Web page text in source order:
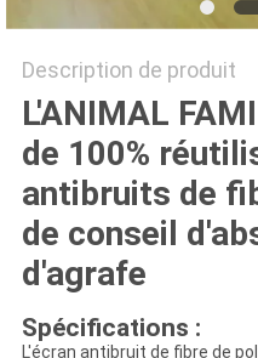
Description de produit
L'ANIMAL
de 100%
antibruits de
de conseil
d'agrafe
Spécifications :
L'écran antibruit de fibre de